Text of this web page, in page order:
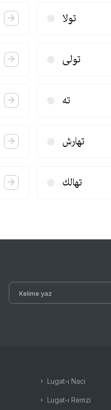
تولا
تولی
ته
تهارش
تهالك
Lugat-ı Naci
Lugat-ı Remzi